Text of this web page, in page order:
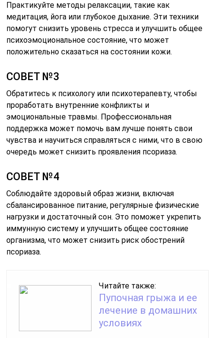
Практикуйте методы релаксации, такие как
медитация, йога или глубокое дыхание. Эти техники
помогут снизить уровень стресса и улучшить общее
психоэмоциональное состояние, что может
положительно сказаться на состоянии кожи.
СОВЕТ №3
Обратитесь к психологу или психотерапевту, чтобы
проработать внутренние конфликты и
эмоциональные травмы. Профессиональная
поддержка может помочь вам лучше понять свои
чувства и научиться справляться с ними, что в свою
очередь может снизить проявления псориаза.
СОВЕТ №4
Соблюдайте здоровый образ жизни, включая
сбалансированное питание, регулярные физические
нагрузки и достаточный сон. Это поможет укрепить
иммунную систему и улучшить общее состояние
организма, что может снизить риск обострений
псориаза.
Читайте также:
Пупочная грыжа и ее
лечение в домашних
условиях